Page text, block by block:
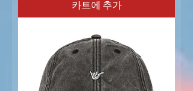
카트에 추가